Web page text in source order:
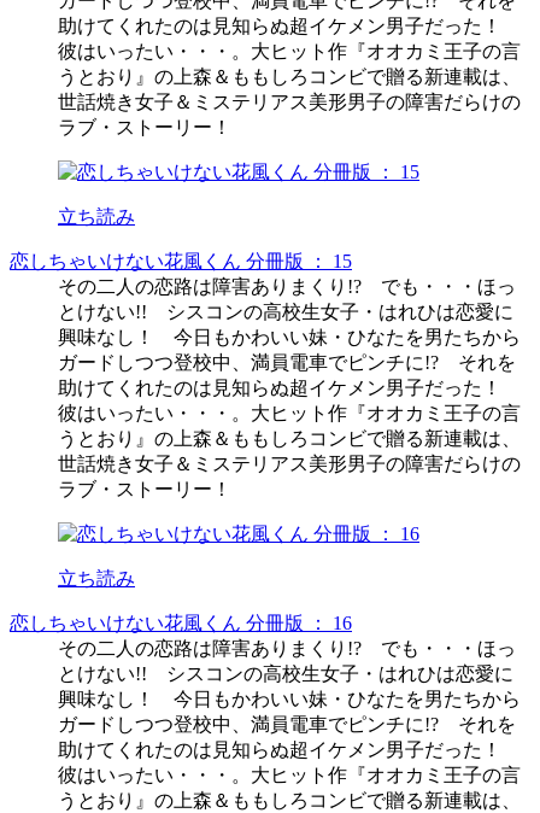
助けてくれたのは見知らぬ超イケメン男子だった！
彼はいったい・・・。大ヒット作『オオカミ王子の言
うとおり』の上森＆ももしろコンビで贈る新連載は、
世話焼き女子＆ミステリアス美形男子の障害だらけの
ラブ・ストーリー！
立ち読み
恋しちゃいけない花風くん 分冊版 ： 15
その二人の恋路は障害ありまくり!? でも・・・ほっ
とけない!! シスコンの高校生女子・はれひは恋愛に
興味なし！ 今日もかわいい妹・ひなたを男たちから
ガードしつつ登校中、満員電車でピンチに!? それを
助けてくれたのは見知らぬ超イケメン男子だった！
彼はいったい・・・。大ヒット作『オオカミ王子の言
うとおり』の上森＆ももしろコンビで贈る新連載は、
世話焼き女子＆ミステリアス美形男子の障害だらけの
ラブ・ストーリー！
立ち読み
恋しちゃいけない花風くん 分冊版 ： 16
その二人の恋路は障害ありまくり!? でも・・・ほっ
とけない!! シスコンの高校生女子・はれひは恋愛に
興味なし！ 今日もかわいい妹・ひなたを男たちから
ガードしつつ登校中、満員電車でピンチに!? それを
助けてくれたのは見知らぬ超イケメン男子だった！
彼はいったい・・・。大ヒット作『オオカミ王子の言
うとおり』の上森＆ももしろコンビで贈る新連載は、